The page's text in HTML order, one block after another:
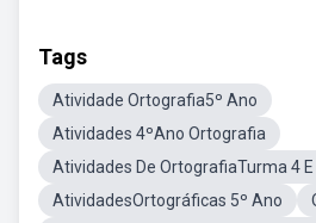
Tags
Atividade Ortografia5º Ano
Atividades 4ºAno Ortografia
Atividades De OrtografiaTurma 4 E
AtividadesOrtográficas 5º Ano